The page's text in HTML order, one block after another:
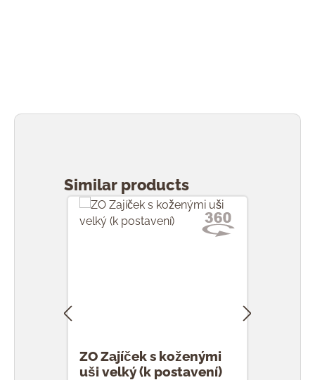
Similar products
ZO Zajíček s koženými
uši velký (k postavení)